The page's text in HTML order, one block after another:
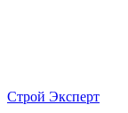
Строй Эксперт